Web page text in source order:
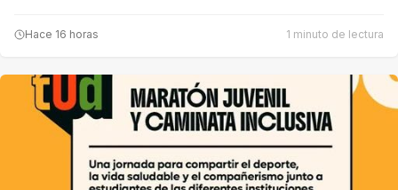
Hace 16 horas 1 minuto de lectura